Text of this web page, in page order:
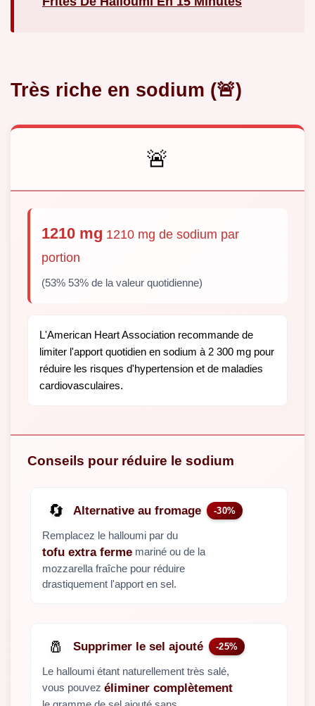
Très riche en sodium (🚨)
🚨
1210 mg 1210 mg de sodium par
portion
(53% 53% de la valeur quotidienne)
L'American Heart Association recommande de
limiter l'apport quotidien en sodium à 2 300 mg pour
réduire les risques d'hypertension et de maladies
cardiovasculaires.
Conseils pour réduire le sodium
🔄 Alternative au fromage -30%
Remplacez le halloumi par du
tofu extra ferme mariné ou de la
mozzarella fraîche pour réduire
drastiquement l'apport en sel.
🧂 Supprimer le sel ajouté -25%
Le halloumi étant naturellement très salé,
vous pouvez éliminer complètement